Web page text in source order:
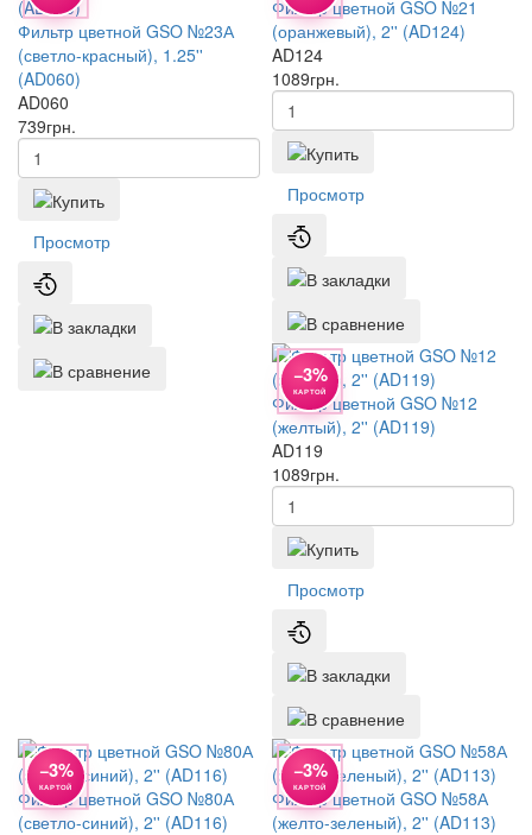
Фильтр цветной GSO №23А
(светло-красный), 1.25''
(AD060)
AD060
739грн.
Просмотр
Фильтр цветной GSO №21
(оранжевый), 2'' (AD124)
AD124
1089грн.
Просмотр
−3%
КАРТОЙ
Фильтр цветной GSO №12
(желтый), 2'' (AD119)
AD119
1089грн.
Просмотр
−3%
КАРТОЙ
Фильтр цветной GSO №80А
(светло-синий), 2'' (AD116)
−3%
КАРТОЙ
Фильтр цветной GSO №58А
(желто-зеленый), 2'' (AD113)